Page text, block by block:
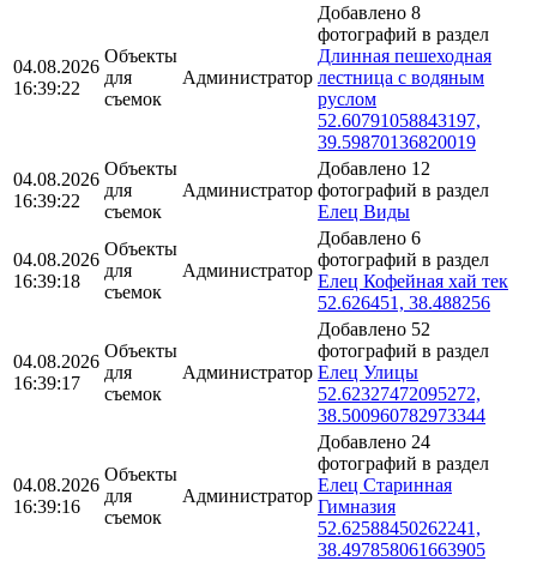
04.08.2026
16:39:22
Объекты
для
съемок
Администратор
Добавлено 8
фотографий в раздел
Длинная пешеходная
лестница с водяным
руслом
52.60791058843197,
39.59870136820019
04.08.2026
16:39:22
Объекты
для
съемок
Администратор
Добавлено 12
фотографий в раздел
Елец Виды
04.08.2026
16:39:18
Объекты
для
съемок
Администратор
Добавлено 6
фотографий в раздел
Елец Кофейная хай тек
52.626451, 38.488256
04.08.2026
16:39:17
Объекты
для
съемок
Администратор
Добавлено 52
фотографий в раздел
Елец Улицы
52.62327472095272,
38.500960782973344
04.08.2026
16:39:16
Объекты
для
съемок
Администратор
Добавлено 24
фотографий в раздел
Елец Старинная
Гимназия
52.62588450262241,
38.497858061663905